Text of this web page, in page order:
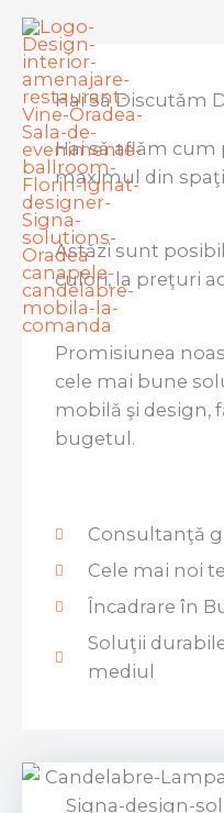
Skip
content
Hai Sǎ Discutǎm
Hai sǎ aflǎm cum
maximul din
Astǎzi sunt
culori, la preţuri
Promisiunea
cele mai bune
mobilǎ şi design,
bugetul.
Consultanţǎ
Cele mai noi
Încadrare în
Soluţii
mediul